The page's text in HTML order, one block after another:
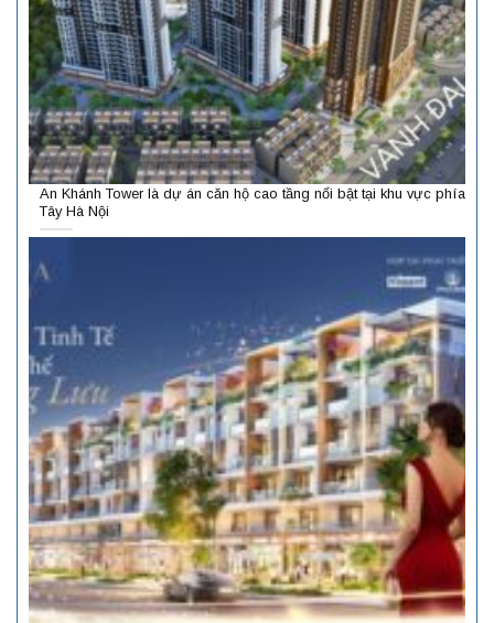
An Khánh Tower là dự án căn hộ cao tầng nổi bật tại khu vực phía
Tây Hà Nội